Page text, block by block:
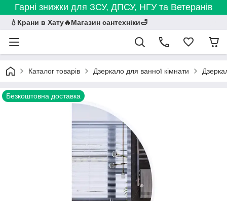
Гарні знижки для ЗСУ, ДПСУ, НГУ та Ветеранів
💧Крани в Хату🔥Магазин сантехніки🛁
Каталог товарів Дзеркало для ванної кімнати
Безкоштовна доставка